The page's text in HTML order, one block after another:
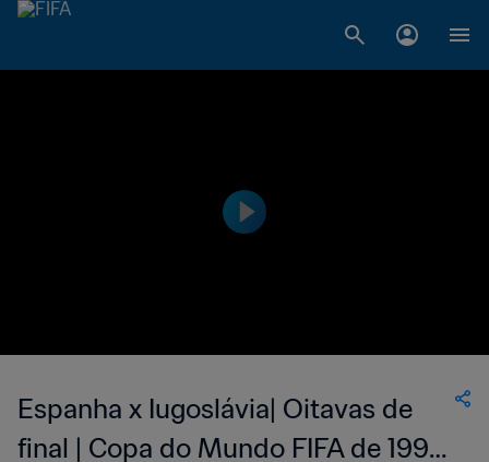
Espanha x Iugoslávia| Oitavas de
final | Copa do Mundo FIFA de 1990,